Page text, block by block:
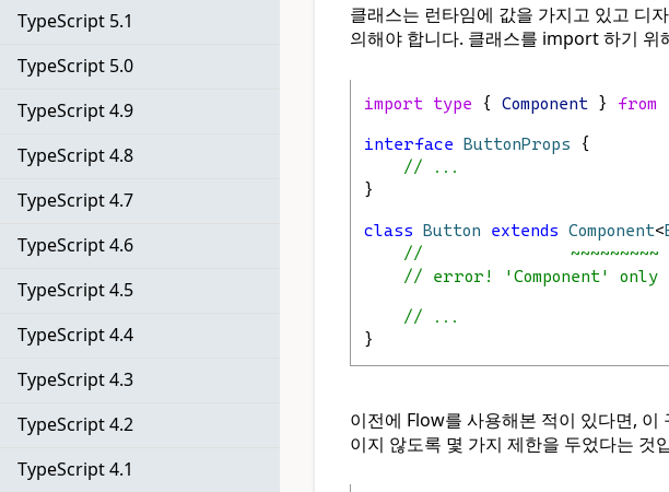
TypeScript 5.1
TypeScript 5.0
TypeScript 4.9
TypeScript 4.8
TypeScript 4.7
TypeScript 4.6
TypeScript 4.5
TypeScript 4.4
TypeScript 4.3
TypeScript 4.2
TypeScript 4.1
클래스는 런타임에 값을 가지고 있고 디
의해야 합니다. 클래스를 import 하기 위
import type { Component } from
interface ButtonProps {
// ...
}
class Button extends Component<
//               ~~~~~~~~~
// error! 'Component' only
// ...
}
이전에 Flow를 사용해본 적이 있다면,
이지 않도록 몇 가지 제한을 두었다는 것